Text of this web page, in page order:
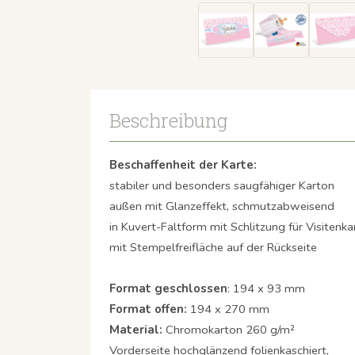
Beschreibung
Beschaffenheit der Karte:
stabiler und besonders saugfähiger Karton
außen mit Glanzeffekt, schmutzabweisend
in Kuvert-Faltform mit Schlitzung für
mit Stempelfreifläche auf der Rückseite
Format geschlossen: 194 x 93 mm
Format offen: 194 x 270 mm
Material: Chromokarton 260 g/m²
Vorderseite hochglänzend folienkaschiert,